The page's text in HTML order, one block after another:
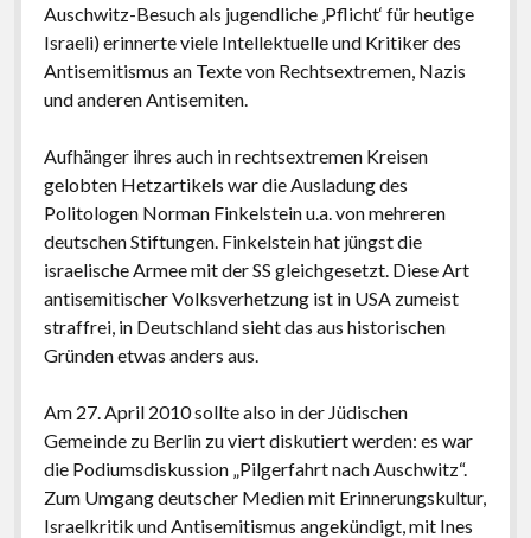
Auschwitz-Besuch als jugendliche ‚Pflicht‘ für heutige
Israeli) erinnerte viele Intellektuelle und Kritiker des
Antisemitismus an Texte von Rechtsextremen, Nazis
und anderen Antisemiten.
Aufhänger ihres auch in rechtsextremen Kreisen
gelobten Hetzartikels war die Ausladung des
Politologen Norman Finkelstein u.a. von mehreren
deutschen Stiftungen. Finkelstein hat jüngst die
israelische Armee mit der SS gleichgesetzt. Diese Art
antisemitischer Volksverhetzung ist in USA zumeist
straffrei, in Deutschland sieht das aus historischen
Gründen etwas anders aus.
Am 27. April 2010 sollte also in der Jüdischen
Gemeinde zu Berlin zu viert diskutiert werden: es war
die Podiumsdiskussion „Pilgerfahrt nach Auschwitz“.
Zum Umgang deutscher Medien mit Erinnerungskultur,
Israelkritik und Antisemitismus angekündigt, mit Ines